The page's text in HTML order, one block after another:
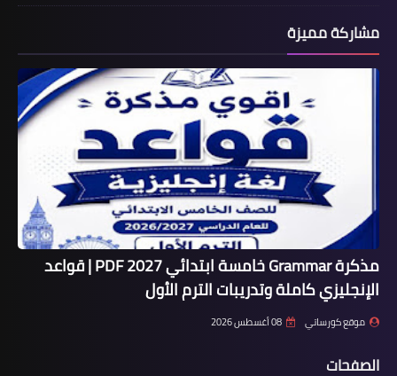
مشاركة مميزة
مذكرة Grammar خامسة ابتدائي 2027 PDF | قواعد
الإنجليزي كاملة وتدريبات الترم الأول
موقع كورساتي 08 أغسطس 2026
الصفحات